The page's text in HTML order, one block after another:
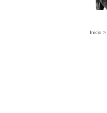
Inicio >